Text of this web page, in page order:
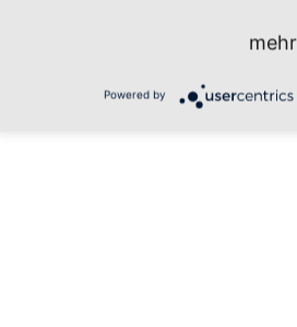
mehr
Powered by